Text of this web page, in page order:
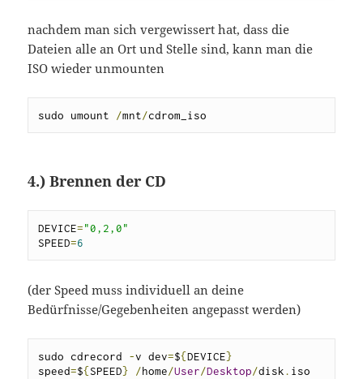
nachdem man sich vergewissert hat, dass die
Dateien alle an Ort und Stelle sind, kann man die
ISO wieder unmounten
sudo umount /mnt/cdrom_iso
4.) Brennen der CD
DEVICE="0,2,0"
SPEED=6
(der Speed muss individuell an deine
Bedürfnisse/Gegebenheiten angepasst werden)
sudo cdrecord -v dev=${DEVICE}
speed=${SPEED} /home/User/Desktop/disk. iso